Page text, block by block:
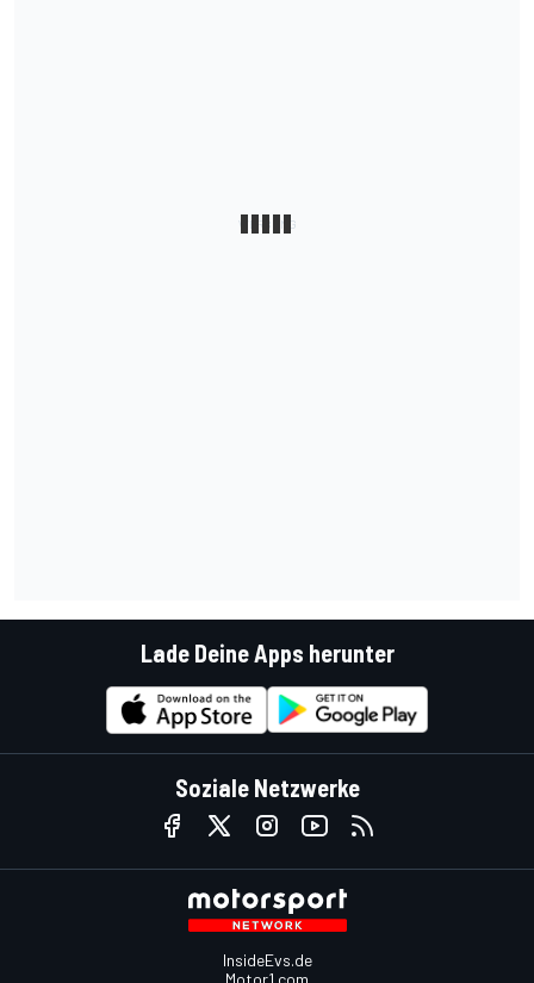
Lade Deine Apps herunter
Soziale Netzwerke
InsideEvs.de
Motor1.com